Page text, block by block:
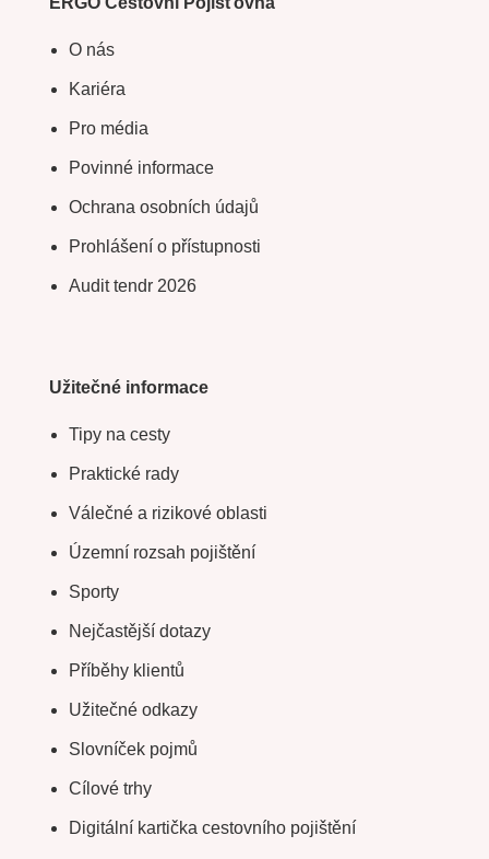
O nás
Kariéra
Pro média
Povinné informace
Ochrana osobních údajů
Prohlášení o přístupnosti
Audit tendr 2026
Užitečné informace
Tipy na cesty
Praktické rady
Válečné a rizikové oblasti
Územní rozsah pojištění
Sporty
Nejčastější dotazy
Příběhy klientů
Užitečné odkazy
Slovníček pojmů
Cílové trhy
Digitální kartička cestovního pojištění